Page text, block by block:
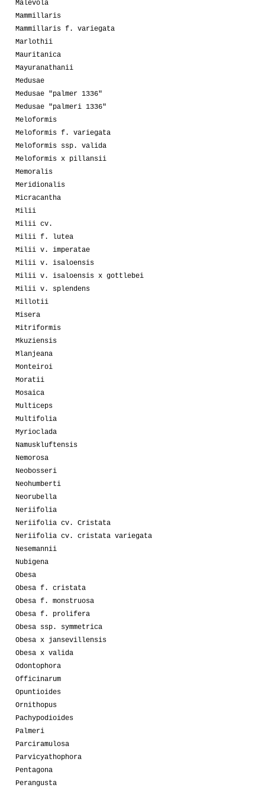
Malevola
Mammillaris
Mammillaris f. variegata
Marlothii
Mauritanica
Mayuranathanii
Medusae
Medusae "palmer 1336"
Medusae "palmeri 1336"
Meloformis
Meloformis f. variegata
Meloformis ssp. valida
Meloformis x pillansii
Memoralis
Meridionalis
Micracantha
Milii
Milii cv.
Milii f. lutea
Milii v. imperatae
Milii v. isaloensis
Milii v. isaloensis x gottlebei
Milii v. splendens
Millotii
Misera
Mitriformis
Mkuziensis
Mlanjeana
Monteiroi
Moratii
Mosaica
Multiceps
Multifolia
Myrioclada
Namuskluftensis
Nemorosa
Neobosseri
Neohumberti
Neorubella
Neriifolia
Neriifolia cv. Cristata
Neriifolia cv. cristata variegata
Nesemannii
Nubigena
Obesa
Obesa f. cristata
Obesa f. monstruosa
Obesa f. prolifera
Obesa ssp. symmetrica
Obesa x jansevillensis
Obesa x valida
Odontophora
Officinarum
Opuntioides
Ornithopus
Pachypodioides
Palmeri
Parciramulosa
Parvicyathophora
Pentagona
Perangusta